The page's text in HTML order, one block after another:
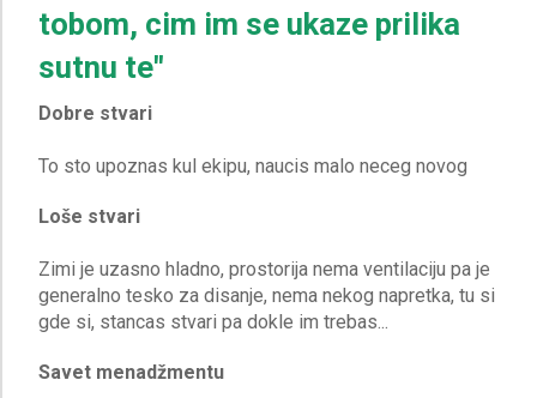
tobom, cim im se ukaze prilika
sutnu te"
Dobre stvari
Loše stvari
Zimi je uzasno hladno, prostorija nema ventilaciju pa je
generalno tesko za disanje, nema nekog napretka, tu si
Savet menadžmentu